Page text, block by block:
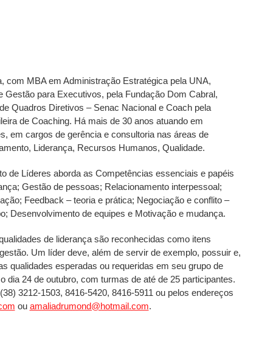
com MBA em Administração Estratégica pela UNA,
Gestão para Executivos, pela Fundação Dom Cabral,
Quadros Diretivos – Senac Nacional e Coach pela
de Coaching. Há mais de 30 anos atuando em
em cargos de gerência e consultoria nas áreas de
Liderança, Recursos Humanos, Qualidade.
de Líderes aborda as Competências essenciais e papéis
Gestão de pessoas; Relacionamento interpessoal;
Feedback – teoria e prática; Negociação e conflito –
Desenvolvimento de equipes e Motivação e mudança.
de liderança são reconhecidas como itens
Um líder deve, além de servir de exemplo, possuir e,
qualidades esperadas ou requeridas em seu grupo de
dia 24 de outubro, com turmas de até de 25 participantes.
3212-1503, 8416-5420, 8416-5911 ou pelos endereços
ou amaliadrumond@hotmail.com.